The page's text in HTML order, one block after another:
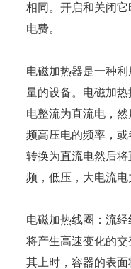
相同。开启和关闭
电费。
电磁加热器是一种
量的设备。电磁加
电整流为直流电，
频高压电的频率，
转换为直流电然后
频，低压，大电流电
电磁加热线圈：流
将产生高速变化的
其上时，容器的表